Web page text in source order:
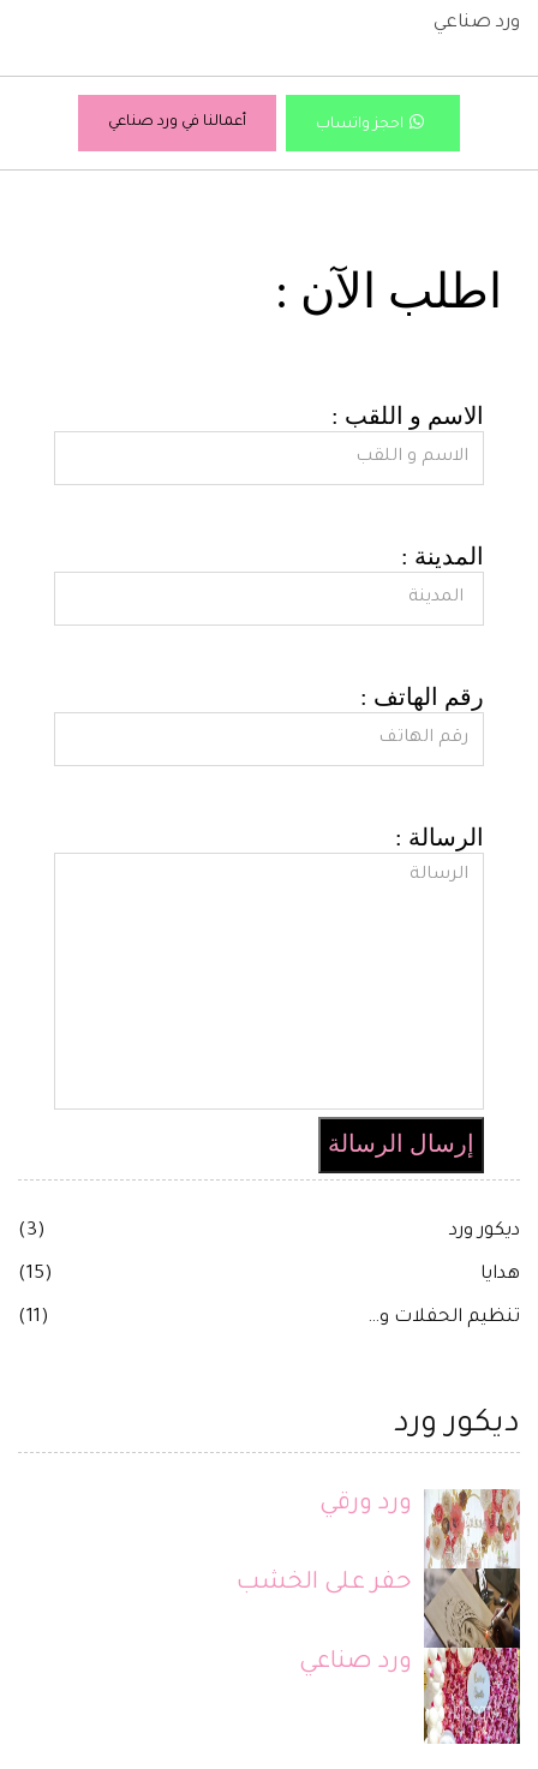
ورد صناعي
احجز واتساب أعمالنا في ورد صناعي
: اطلب الآن
: الاسم و اللقب
: المدينة
: رقم الهاتف
: الرسالة
إرسال الرسالة
ديكور ورد (3)
هدايا (15)
تنظيم الحفلات و… (11)
ديكور ورد
ورد ورقي
حفر على الخشب
ورد صناعي